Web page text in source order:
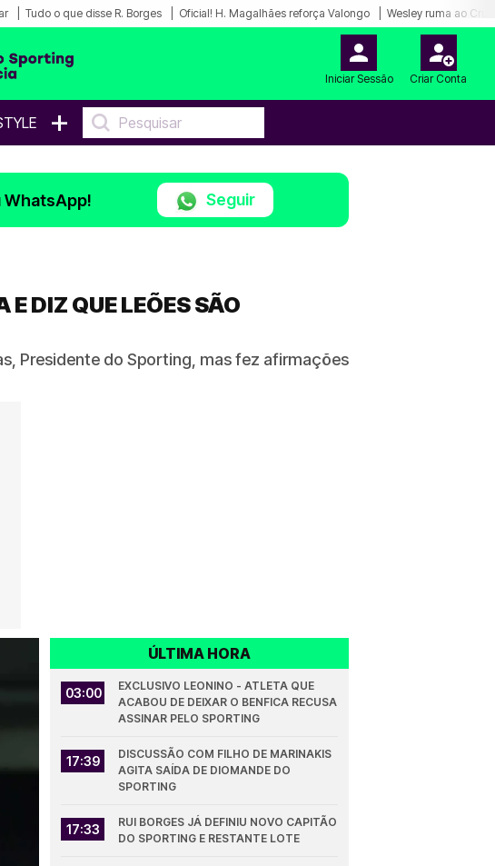
Tudo o que disse R. Borges Oficial! H. Magalhães reforça Valongo Wesley ruma ao
Iniciar Sessão Criar Conta
+
WhatsApp! Seguir
DIZ QUE LEÕES SÃO
Presidente do Sporting, mas fez afirmações
ÚLTIMA HORA
03:00
EXCLUSIVO LEONINO - ATLETA QUE
ACABOU DE DEIXAR O BENFICA RECUSA
ASSINAR PELO SPORTING
17:39
DISCUSSÃO COM FILHO DE MARINAKIS
AGITA SAÍDA DE DIOMANDE DO
SPORTING
17:33
RUI BORGES JÁ DEFINIU NOVO CAPITÃO
DO SPORTING E RESTANTE LOTE